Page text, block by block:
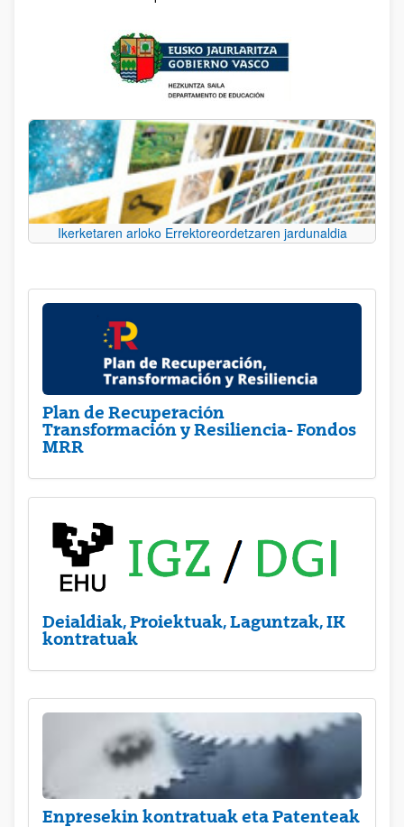
Ikerketaren arloko Errektoreordetzaren jardunaldia
Plan de Recuperación
Transformación y Resiliencia- Fondos
MRR
Deialdiak, Proiektuak, Laguntzak, IK
kontratuak
Enpresekin kontratuak eta Patenteak